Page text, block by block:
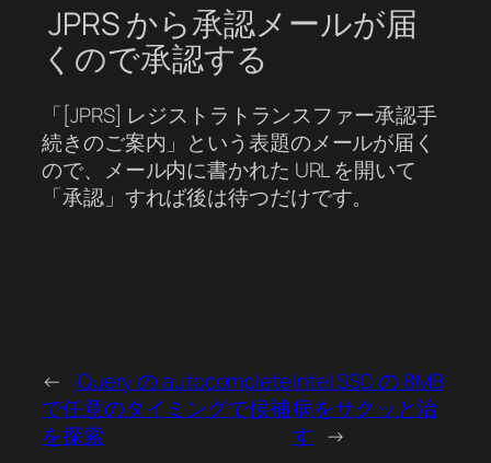
JPRS から承認メールが届
くので承認する
「[JPRS] レジストラトランスファー承認手
続きのご案内」という表題のメールが届く
ので、メール内に書かれた URL を開いて
「承認」すれば後は待つだけです。
← jQuery の autocomplete
で任意のタイミングで候補
を探索
Intel SSD の 8MB
病をサクッと治
す →